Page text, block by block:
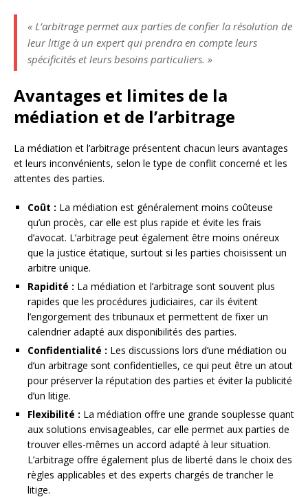
« L’arbitrage permet aux parties de confier la résolution de
leur litige à un expert qui prendra en compte leurs
spécificités et leurs besoins particuliers. »
Avantages et limites de la
médiation et de l’arbitrage
La médiation et l’arbitrage présentent chacun leurs avantages
et leurs inconvénients, selon le type de conflit concerné et les
attentes des parties.
Coût : La médiation est généralement moins coûteuse
qu’un procès, car elle est plus rapide et évite les frais
d’avocat. L’arbitrage peut également être moins onéreux
que la justice étatique, surtout si les parties choisissent un
arbitre unique.
Rapidité : La médiation et l’arbitrage sont souvent plus
rapides que les procédures judiciaires, car ils évitent
l’engorgement des tribunaux et permettent de fixer un
calendrier adapté aux disponibilités des parties.
Confidentialité : Les discussions lors d’une médiation ou
d’un arbitrage sont confidentielles, ce qui peut être un atout
pour préserver la réputation des parties et éviter la publicité
d’un litige.
Flexibilité : La médiation offre une grande souplesse quant
aux solutions envisageables, car elle permet aux parties de
trouver elles-mêmes un accord adapté à leur situation.
L’arbitrage offre également plus de liberté dans le choix des
règles applicables et des experts chargés de trancher le
litige.